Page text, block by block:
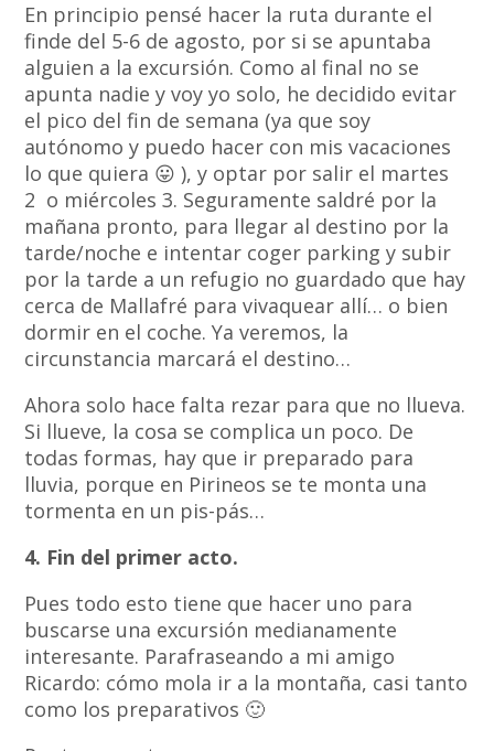
En principio pensé hacer la ruta durante el
finde del 5-6 de agosto, por si se apuntaba
alguien a la excursión. Como al final no se
apunta nadie y voy yo solo, he decidido evitar
el pico del fin de semana (ya que soy
autónomo y puedo hacer con mis vacaciones
lo que quiera 😛 ), y optar por salir el martes
2 o miércoles 3. Seguramente saldré por la
mañana pronto, para llegar al destino por la
tarde/noche e intentar coger parking y subir
por la tarde a un refugio no guardado que hay
cerca de Mallafré para vivaquear allí… o bien
dormir en el coche. Ya veremos, la
circunstancia marcará el destino…
Ahora solo hace falta rezar para que no llueva.
Si llueve, la cosa se complica un poco. De
todas formas, hay que ir preparado para
lluvia, porque en Pirineos se te monta una
tormenta en un pis-pás…
4. Fin del primer acto.
Pues todo esto tiene que hacer uno para
buscarse una excursión medianamente
interesante. Parafraseando a mi amigo
Ricardo: cómo mola ir a la montaña, casi tanto
como los preparativos 🙂